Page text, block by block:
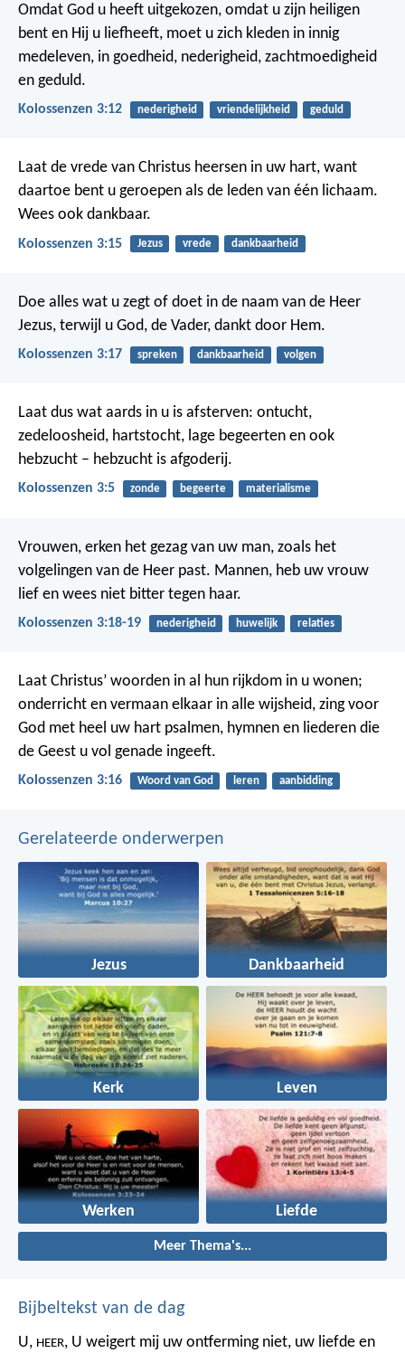
Omdat God u heeft uitgekozen, omdat u zijn heiligen
bent en Hij u liefheeft, moet u zich kleden in innig
medeleven, in goedheid, nederigheid, zachtmoedigheid
en geduld.
Kolossenzen 3:12 nederigheid vriendelijkheid geduld
Laat de vrede van Christus heersen in uw hart, want
daartoe bent u geroepen als de leden van één lichaam.
Wees ook dankbaar.
Kolossenzen 3:15 Jezus vrede dankbaarheid
Doe alles wat u zegt of doet in de naam van de Heer
Jezus, terwijl u God, de Vader, dankt door Hem.
Kolossenzen 3:17 spreken dankbaarheid volgen
Laat dus wat aards in u is afsterven: ontucht,
zedeloosheid, hartstocht, lage begeerten en ook
hebzucht – hebzucht is afgoderij.
Kolossenzen 3:5 zonde begeerte materialisme
Vrouwen, erken het gezag van uw man, zoals het
volgelingen van de Heer past. Mannen, heb uw vrouw
lief en wees niet bitter tegen haar.
Kolossenzen 3:18-19 nederigheid huwelijk relaties
Laat Christus’ woorden in al hun rijkdom in u wonen;
onderricht en vermaan elkaar in alle wijsheid, zing voor
God met heel uw hart psalmen, hymnen en liederen die
de Geest u vol genade ingeeft.
Kolossenzen 3:16 Woord van God leren aanbidding
Gerelateerde onderwerpen
Jezus Dankbaarheid
Kerk Leven
Werken Liefde
Meer Thema's...
Bijbeltekst van de dag
U, HEER, U weigert mij uw ontferming niet, uw liefde en